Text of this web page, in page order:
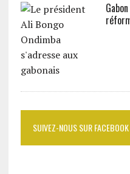
SUIVEZ-NOUS SUR FACEBOOK